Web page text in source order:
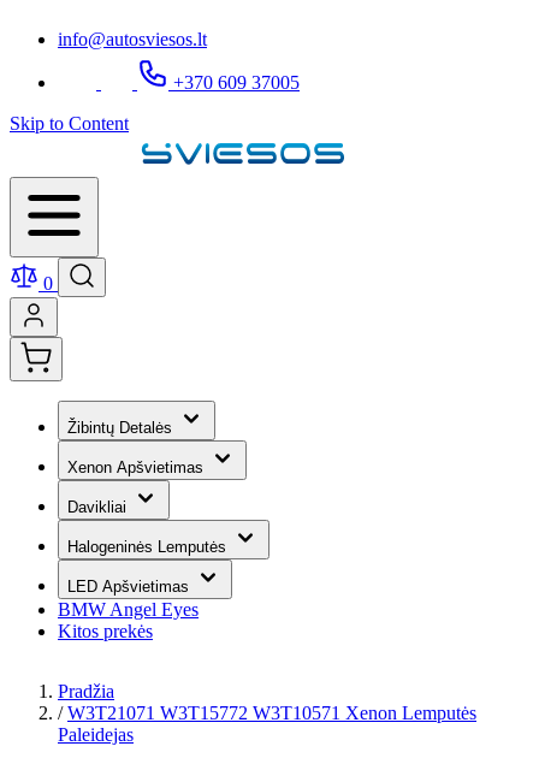
info@autosviesos.lt
+370 609 37005
Skip to Content
0
Žibintų Detalės
Xenon Apšvietimas
Davikliai
Halogeninės Lemputės
LED Apšvietimas
BMW Angel Eyes
Kitos prekės
Pradžia
/ W3T21071 W3T15772 W3T10571 Xenon Lemputės
Paleidejas